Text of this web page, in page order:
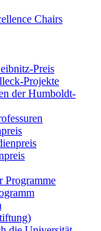
Chairs
Preis
Projekte
der Humboldt-
Programme